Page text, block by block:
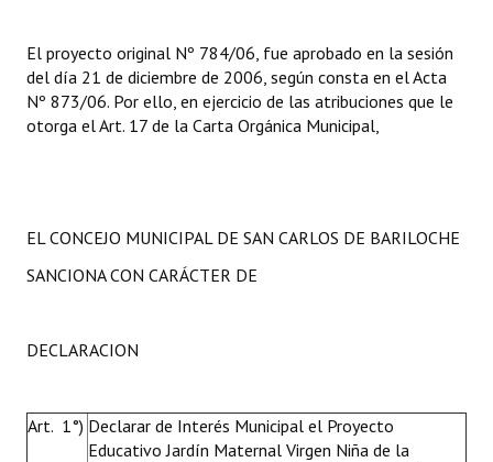
El proyecto original Nº 784/06, fue aprobado en la sesión
del día 21 de diciembre de 2006, según consta en el Acta
Nº 873/06. Por ello, en ejercicio de las atribuciones que le
otorga el Art. 17 de la Carta Orgánica Municipal,
EL CONCEJO MUNICIPAL DE SAN CARLOS DE BARILOCHE
SANCIONA CON CARÁCTER DE
DECLARACION
Art. 1°) Declarar de Interés Municipal el Proyecto
Educativo Jardín Maternal Virgen Niña de la